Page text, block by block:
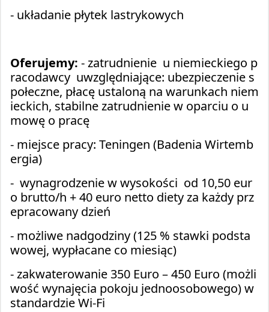
- układanie płytek lastrykowych
Oferujemy: - zatrudnienie u niemieckiego p
racodawcy uwzględniające: ubezpieczenie s
połeczne, płacę ustaloną na warunkach niem
ieckich, stabilne zatrudnienie w oparciu o u
mowę o pracę
- miejsce pracy: Teningen (Badenia Wirtemb
ergia)
- wynagrodzenie w wysokości od 10,50 eur
o brutto/h + 40 euro netto diety za każdy prz
epracowany dzień
- możliwe nadgodziny (125 % stawki podsta
wowej, wypłacane co miesiąc)
- zakwaterowanie 350 Euro – 450 Euro (możli
wość wynajęcia pokoju jednoosobowego) w
standardzie Wi-Fi